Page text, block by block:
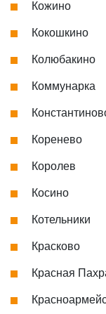
Кожино
Кокошкино
Колюбакино
Коммунарка
Коренево
Королев
Косино
Котельники
Красково
Красная